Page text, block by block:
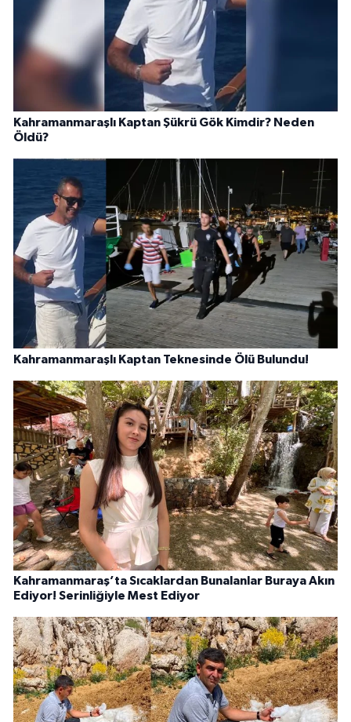
Kahramanmaraşlı Kaptan Şükrü Gök Kimdir? Neden
Öldü?
Kahramanmaraşlı Kaptan Teknesinde Ölü Bulundu!
Kahramanmaraş’ta Sıcaklardan Bunalanlar Buraya Akın
Ediyor! Serinliğiyle Mest Ediyor